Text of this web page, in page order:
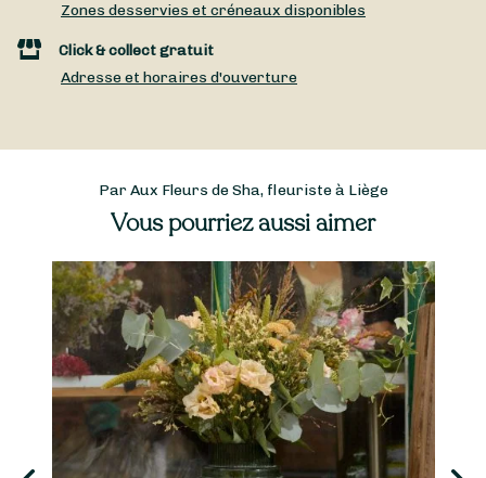
Zones desservies et créneaux disponibles
Click & collect gratuit
Adresse et horaires d'ouverture
Par Aux Fleurs de Sha, fleuriste à Liège
Vous pourriez aussi aimer